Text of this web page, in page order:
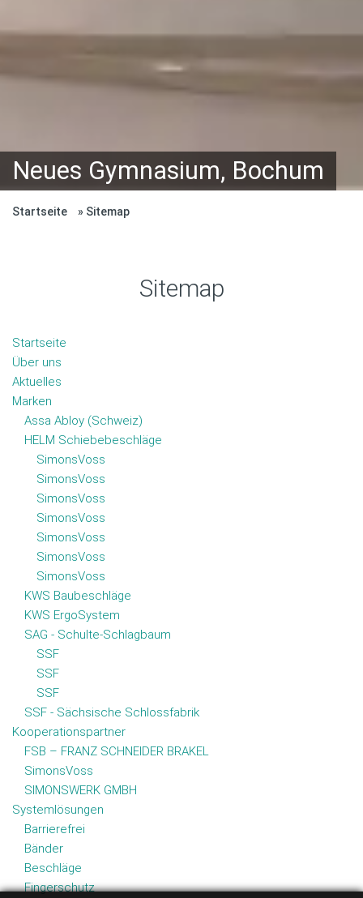
Neues Gymnasium, Bochum
Startseite Sitemap
Sitemap
Startseite
Über uns
Aktuelles
Marken
Assa Abloy (Schweiz)
HELM Schiebebeschläge
SimonsVoss
SimonsVoss
SimonsVoss
SimonsVoss
SimonsVoss
SimonsVoss
SimonsVoss
KWS Baubeschläge
KWS ErgoSystem
SAG - Schulte-Schlagbaum
SSF
SSF
SSF
SSF - Sächsische Schlossfabrik
Kooperationspartner
FSB – FRANZ SCHNEIDER BRAKEL
SimonsVoss
SIMONSWERK GMBH
Systemlösungen
Barrierefrei
Bänder
Beschläge
Fingerschutz